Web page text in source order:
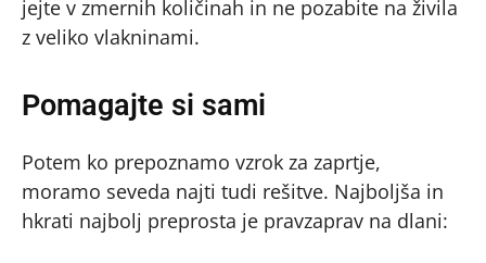
jejte v zmernih količinah in ne pozabite na živila
z veliko vlakninami.
Pomagajte si sami
Potem ko prepoznamo vzrok za zaprtje,
moramo seveda najti tudi rešitve. Najboljša in
hkrati najbolj preprosta je pravzaprav na dlani: